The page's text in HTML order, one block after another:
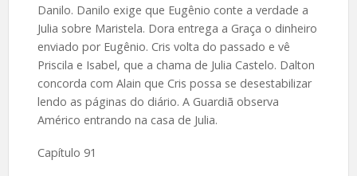
Danilo. Danilo exige que Eugênio conte a verdade a
Julia sobre Maristela. Dora entrega a Graça o dinheiro
enviado por Eugênio. Cris volta do passado e vê
Priscila e Isabel, que a chama de Julia Castelo. Dalton
concorda com Alain que Cris possa se desestabilizar
lendo as páginas do diário. A Guardiã observa
Américo entrando na casa de Julia.
Capítulo 91